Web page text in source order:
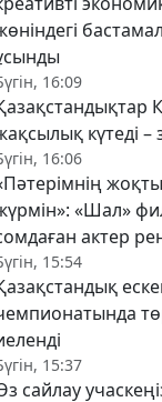
16:09
күтеді –
16:06
«Шал»
актер
15:54
15:37
сайлау